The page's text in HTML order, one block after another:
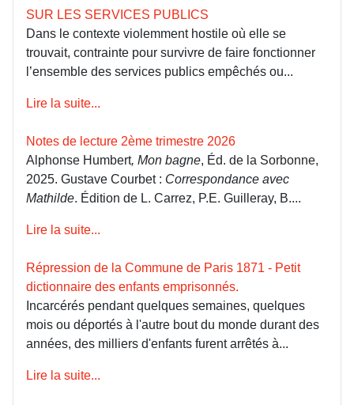
SUR LES SERVICES PUBLICS
Dans le contexte violemment hostile où elle se
trouvait, contrainte pour survivre de faire fonctionner
l’ensemble des services publics empêchés ou...
Lire la suite...
Notes de lecture 2ème trimestre 2026
Alphonse Humbert, Mon bagne, Éd. de la Sorbonne,
2025. Gustave Courbet : Correspondance avec
Mathilde. Édition de L. Carrez, P.E. Guilleray, B....
Lire la suite...
Répression de la Commune de Paris 1871 - Petit
dictionnaire des enfants emprisonnés.
Incarcérés pendant quelques semaines, quelques
mois ou déportés à l'autre bout du monde durant des
années, des milliers d'enfants furent arrêtés à...
Lire la suite...